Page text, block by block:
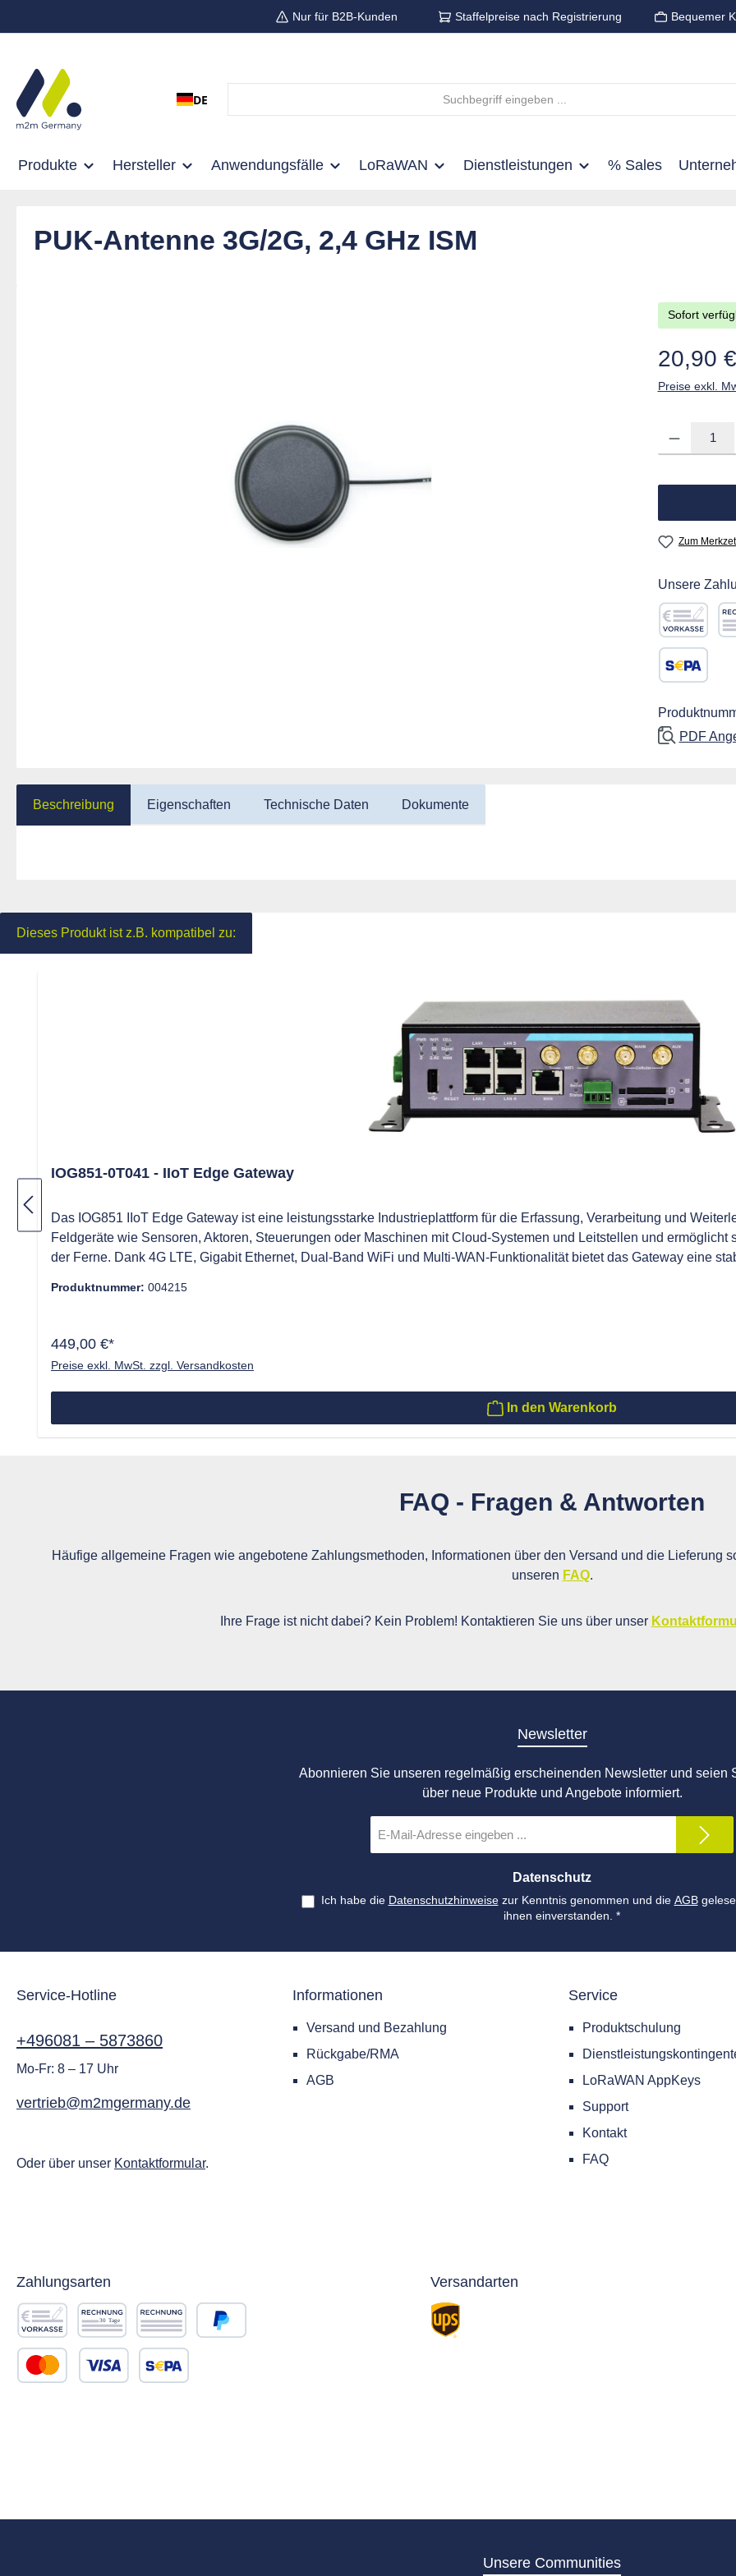
Nur für B2B-Kunden Staffelpreise nach Registrierung Bequemer
DE
Produkte Hersteller Anwendungsfälle LoRaWAN Dienstleistungen % Sales
PUK-Antenne 3G/2G, 2,4 GHz ISM
Sofort
Regulärer
20,90 €
Preise exkl.
Zum
Unsere
Vorkasse
PDF
Beschreibung Eigenschaften Technische Daten Dokumente
Dieses Produkt ist z.B. kompatibel zu:
IOG851-0T041 - IIoT Edge Gateway
Das IOG851 IIoT Edge Gateway ist eine leistungsstarke Industrieplattform für die Erfassung, Verarbeitung und
Feldgeräte wie Sensoren, Aktoren, Steuerungen oder Maschinen mit Cloud-Systemen und Leitstellen und
der Ferne. Dank 4G LTE, Gigabit Ethernet, Dual-Band WiFi und Multi-WAN-Funktionalität bietet das Gateway eine
Funktionen mit Python-Programmierung und AMIT Linux SDK Sichere Kommunikation durch VPN, Firewall, TR-069 und SNMPv3 USB-Logging für Datenaufzeichnung und
Produktnummer: 004215
449,00 €*
Preise exkl. MwSt. zzgl. Versandkosten
In den Warenkorb
FAQ - Fragen & Antworten
Häufige allgemeine Fragen wie angebotene Zahlungsmethoden, Informationen über den Versand und die Lieferung
unseren FAQ.
Ihre Frage ist nicht dabei? Kein Problem! Kontaktieren Sie uns über unser
Newsletter
Abonnieren Sie unseren regelmäßig erscheinenden Newsletter und seien
über neue Produkte und Angebote informiert.
Mail-
Adresse
Datenschutz
Ich habe die Datenschutzhinweisezur Kenntnis genommen und die AGB
ihnen einverstanden. *
Service-Hotline
+496081 – 5873860
Mo-Fr: 8 – 17 Uhr
vertrieb@m2mgermany.de
Oder über unser Kontaktformular.
Informationen
Versand und Bezahlung
Rückgabe/RMA
AGB
Service
Produktschulung
LoRaWAN AppKeys
Support
Kontakt
FAQ
Zahlungsarten
Vorkasse Rechnung 30 Tage
Rechnung
Versandarten
Unsere Communities